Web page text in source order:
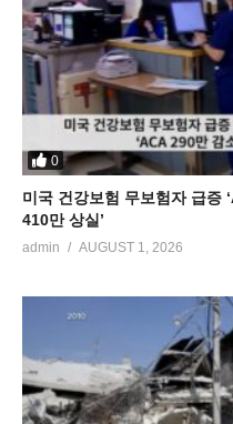
0
미국 건강보험 무보험자 급증
410만 상실’
admin AUGUST 1, 2026